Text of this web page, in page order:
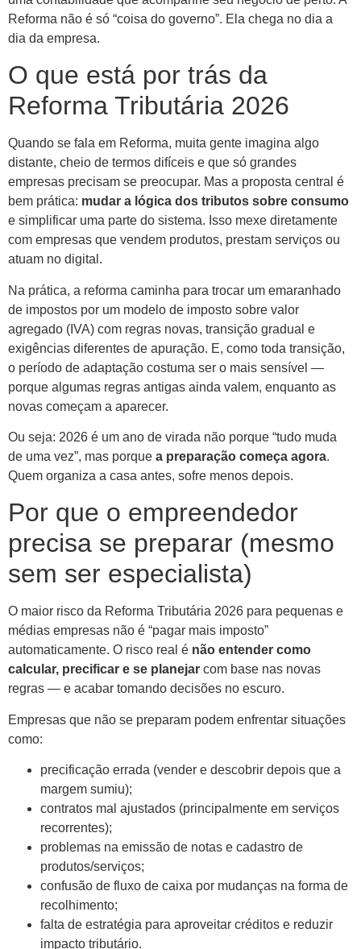
Reforma não é só “coisa do governo”. Ela chega no dia a
dia da empresa.
O que está por trás da
Reforma Tributária 2026
Quando se fala em Reforma, muita gente imagina algo
distante, cheio de termos difíceis e que só grandes
empresas precisam se preocupar. Mas a proposta central é
bem prática: mudar a lógica dos tributos sobre consumo
e simplificar uma parte do sistema. Isso mexe diretamente
com empresas que vendem produtos, prestam serviços ou
atuam no digital.
Na prática, a reforma caminha para trocar um emaranhado
de impostos por um modelo de imposto sobre valor
agregado (IVA) com regras novas, transição gradual e
exigências diferentes de apuração. E, como toda transição,
o período de adaptação costuma ser o mais sensível —
porque algumas regras antigas ainda valem, enquanto as
novas começam a aparecer.
Ou seja: 2026 é um ano de virada não porque “tudo muda
de uma vez”, mas porque a preparação começa agora.
Quem organiza a casa antes, sofre menos depois.
Por que o empreendedor
precisa se preparar (mesmo
sem ser especialista)
O maior risco da Reforma Tributária 2026 para pequenas e
médias empresas não é “pagar mais imposto”
automaticamente. O risco real é não entender como
calcular, precificar e se planejar com base nas novas
regras — e acabar tomando decisões no escuro.
Empresas que não se preparam podem enfrentar situações
como:
precificação errada (vender e descobrir depois que a
margem sumiu);
contratos mal ajustados (principalmente em serviços
recorrentes);
problemas na emissão de notas e cadastro de
produtos/serviços;
confusão de fluxo de caixa por mudanças na forma de
recolhimento;
falta de estratégia para aproveitar créditos e reduzir
impacto tributário.